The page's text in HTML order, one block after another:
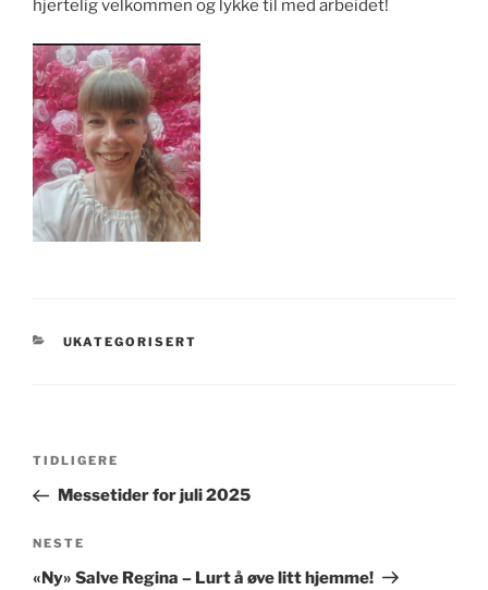
hjertelig velkommen og lykke til med arbeidet!
KATEGORIER
UKATEGORISERT
Innleggsnavigasjon
Forrige
innlegg
TIDLIGERE
Messetider for juli 2025
Neste
innlegg
NESTE
«Ny» Salve Regina – Lurt å øve litt hjemme!